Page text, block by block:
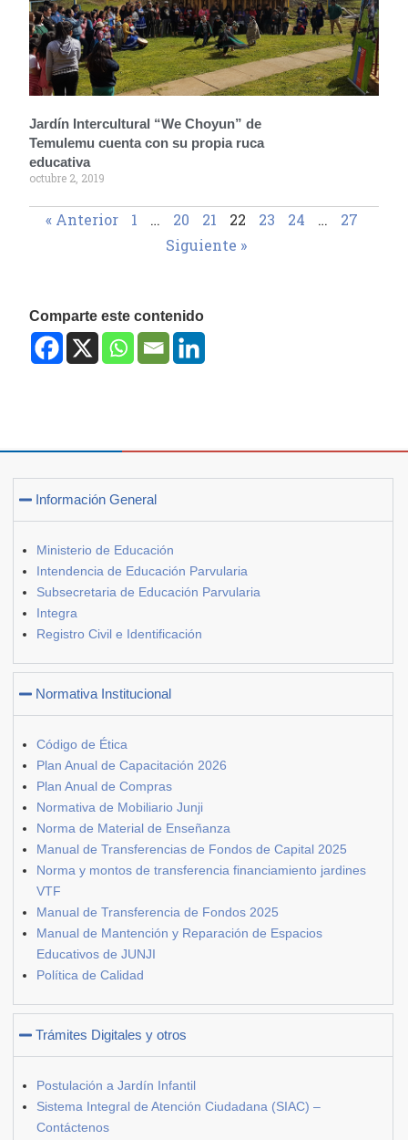
Jardín Intercultural “We Choyun” de
Temulemu cuenta con su propia ruca
educativa
octubre 2, 2019
« Anterior 1 … 20 21 22 23 24 …
27
Siguiente »
Comparte este contenido
Información General
Ministerio de Educación
Intendencia de Educación Parvularia
Subsecretaria de Educación Parvularia
Integra
Registro Civil e Identificación
Normativa Institucional
Código de Ética
Plan Anual de Capacitación 2026
Plan Anual de Compras
Normativa de Mobiliario Junji
Norma de Material de Enseñanza
Manual de Transferencias de Fondos de Capital 2025
Norma y montos de transferencia financiamiento jardines
VTF
Manual de Transferencia de Fondos 2025
Manual de Mantención y Reparación de Espacios
Educativos de JUNJI
Política de Calidad
Trámites Digitales y otros
Postulación a Jardín Infantil
Sistema Integral de Atención Ciudadana (SIAC) –
Contáctenos